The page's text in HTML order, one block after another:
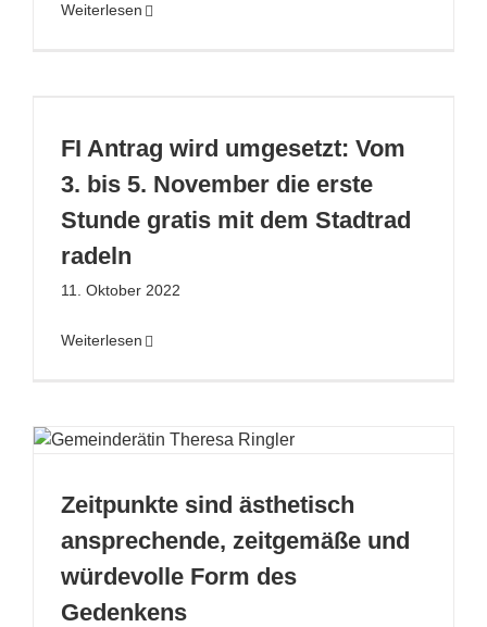
Weiterlesen
FI Antrag wird umgesetzt: Vom
3. bis 5. November die erste
Stunde gratis mit dem Stadtrad
radeln
11. Oktober 2022
Weiterlesen
Zeitpunkte sind ästhetisch
ansprechende, zeitgemäße und
würdevolle Form des
Gedenkens